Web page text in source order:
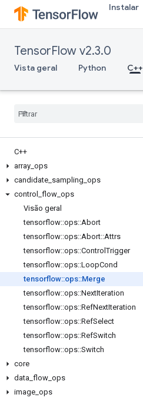
Instalar
TensorFlow v2.3.0
Vista geral Python C++
C++
array ops
candidate sampling ops
control
flow ops
Visão geral
tensorflow::ops::Abort
tensorflow::ops::Abort::Attrs
tensorflow::ops::ControlTrigger
tensorflow::ops::LoopCond
tensorflow::ops::Merge
tensorflow::ops::NextIteration
tensorflow::ops::RefNextIteration
tensorflow::ops::RefSelect
tensorflow::ops::RefSwitch
tensorflow::ops::Switch
core
data flow ops
image ops